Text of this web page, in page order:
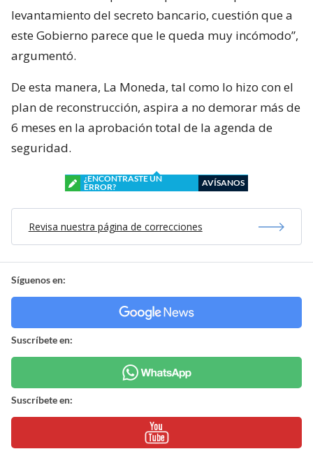
levantamiento del secreto bancario, cuestión que a
este Gobierno parece que le queda muy incómodo”,
argumentó.
De esta manera, La Moneda, tal como lo hizo con el
plan de reconstrucción, aspira a no demorar más de
6 meses en la aprobación total de la agenda de
seguridad.
¿ENCONTRASTE UN
ERROR?
AVÍSANOS
Revisa nuestra página de correcciones
Síguenos en:
Suscríbete en:
Suscríbete en: